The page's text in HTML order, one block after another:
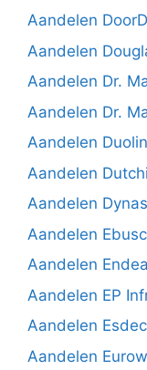
Aandelen
Aandelen
Aandelen Dr.
Aandelen Dr.
Aandelen
Aandelen
Aandelen
Aandelen
Aandelen
Aandelen EP
Aandelen
Aandelen